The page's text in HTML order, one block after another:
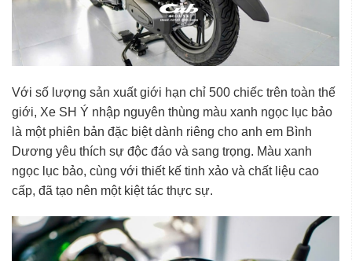
Với số lượng sản xuất giới hạn chỉ 500 chiếc trên toàn thế
giới, Xe SH Ý nhập nguyên thùng màu xanh ngọc lục bảo
là một phiên bản đặc biệt dành riêng cho anh em Bình
Dương yêu thích sự độc đáo và sang trọng. Màu xanh
ngọc lục bảo, cùng với thiết kế tinh xảo và chất liệu cao
cấp, đã tạo nên một kiệt tác thực sự.